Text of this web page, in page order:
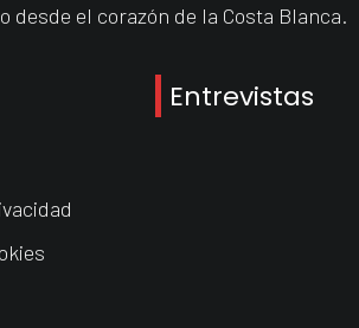
desde el corazón de la Costa Blanca.
Entrevistas